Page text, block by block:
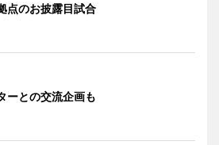
点のお披露目試合
ーとの交流企画も